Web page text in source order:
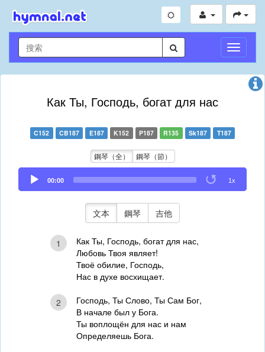
切
換
導
Как Ты, Господь, богат для нас
C152 CB187 E187 K152 P187 R135 Sk187 T187
鋼琴（全） 鋼琴（節）
Audio
Player
00:00 1x
文本 鋼琴 吉他
1
Как Ты, Господь, богат для нас,
Любовь Твоя являет!
Твоё обилие, Господь,
Нас в духе восхищает.
2
Господь, Ты Слово, Ты Сам Бог,
В начале был у Бога.
Ты воплощён для нас и нам
Определяешь Бога.